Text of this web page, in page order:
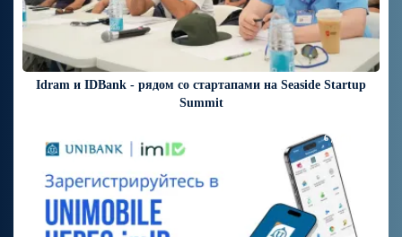
Idram и IDBank - рядом со стартапами на Seaside Startup
Summit
6 дней назад